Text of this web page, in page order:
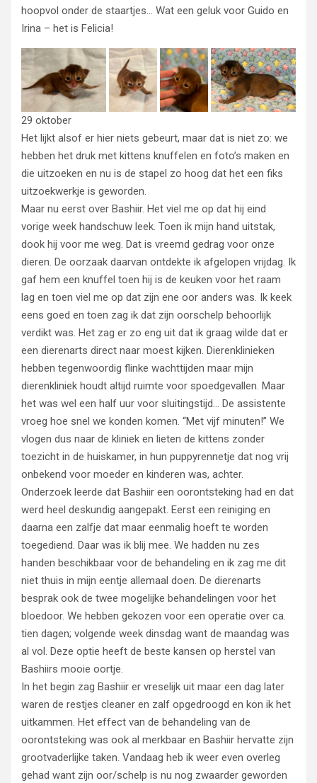
hoopvol onder de staartjes… Wat een geluk voor Guido en
Irina – het is Felicia!
29 oktober
Het lijkt alsof er hier niets gebeurt, maar dat is niet zo: we
hebben het druk met kittens knuffelen en foto’s maken en
die uitzoeken en nu is de stapel zo hoog dat het een fiks
uitzoekwerkje is geworden.
Maar nu eerst over Bashiir. Het viel me op dat hij eind
vorige week handschuw leek. Toen ik mijn hand uitstak,
dook hij voor me weg. Dat is vreemd gedrag voor onze
dieren. De oorzaak daarvan ontdekte ik afgelopen vrijdag. Ik
gaf hem een knuffel toen hij is de keuken voor het raam
lag en toen viel me op dat zijn ene oor anders was. Ik keek
eens goed en toen zag ik dat zijn oorschelp behoorlijk
verdikt was. Het zag er zo eng uit dat ik graag wilde dat er
een dierenarts direct naar moest kijken. Dierenklinieken
hebben tegenwoordig flinke wachttijden maar mijn
dierenkliniek houdt altijd ruimte voor spoedgevallen. Maar
het was wel een half uur voor sluitingstijd… De assistente
vroeg hoe snel we konden komen. “Met vijf minuten!” We
vlogen dus naar de kliniek en lieten de kittens zonder
toezicht in de huiskamer, in hun puppyrennetje dat nog vrij
onbekend voor moeder en kinderen was, achter.
Onderzoek leerde dat Bashiir een oorontsteking had en dat
werd heel deskundig aangepakt. Eerst een reiniging en
daarna een zalfje dat maar eenmalig hoeft te worden
toegediend. Daar was ik blij mee. We hadden nu zes
handen beschikbaar voor de behandeling en ik zag me dit
niet thuis in mijn eentje allemaal doen. De dierenarts
besprak ook de twee mogelijke behandelingen voor het
bloedoor. We hebben gekozen voor een operatie over ca.
tien dagen; volgende week dinsdag want de maandag was
al vol. Deze optie heeft de beste kansen op herstel van
Bashiirs mooie oortje.
In het begin zag Bashiir er vreselijk uit maar een dag later
waren de restjes cleaner en zalf opgedroogd en kon ik het
uitkammen. Het effect van de behandeling van de
oorontsteking was ook al merkbaar en Bashiir hervatte zijn
grootvaderlijke taken. Vandaag heb ik weer even overleg
gehad want zijn oor/schelp is nu nog zwaarder geworden